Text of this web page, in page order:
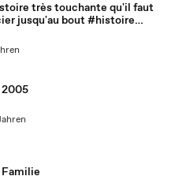
très touchante qu'il faut
jusqu'au bout #histoire
#story